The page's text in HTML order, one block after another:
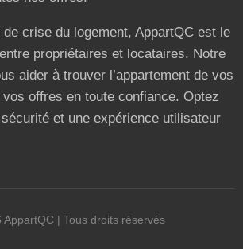
de crise du logement, AppartQC est le
propriétaires et locataires. Notre
aider à trouver l’appartement de vos
offres en toute confiance. Optez
et une expérience utilisateur
AppartQC | Tous droits réservés